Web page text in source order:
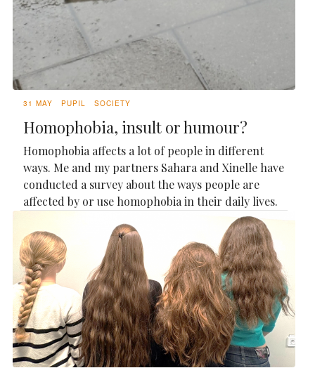
31 MAY PUPIL SOCIETY
Homophobia, insult or humour?
Homophobia affects a lot of people in different
ways. Me and my partners Sahara and Xinelle have
conducted a survey about the ways people are
affected by or use homophobia in their daily lives.